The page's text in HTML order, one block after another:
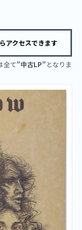
アクセスできます
全て”中古LP” となりま